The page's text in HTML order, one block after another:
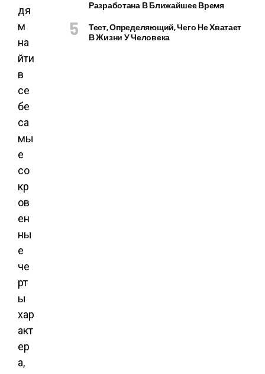
дя
м
на
йти
в
се
бе
са
мы
е
со
кр
ов
ен
ны
е
че
рт
ы
хар
акт
ер
а,
Разработана В Ближайшее Время
Тест, Определяющий, Чего Не Хватает
В Жизни У Человека